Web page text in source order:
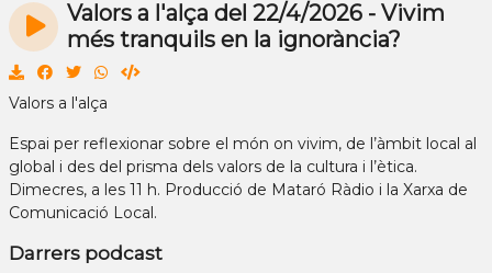
Valors a l'alça del 22/4/2026 - Vivim
més tranquils en la ignorància?
Valors a l'alça
Espai per reflexionar sobre el món on vivim, de l’àmbit local al
global i des del prisma dels valors de la cultura i l’ètica.
Dimecres, a les 11 h. Producció de Mataró Ràdio i la Xarxa de
Comunicació Local.
Darrers podcast